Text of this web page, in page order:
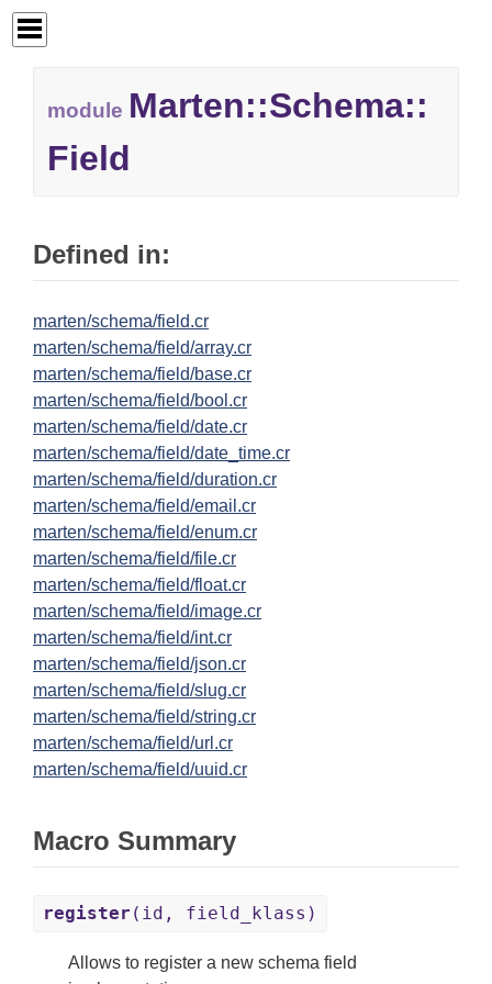
module Marten::Schema::
Field
Defined in:
marten/schema/field.cr
marten/schema/field/array.cr
marten/schema/field/base.cr
marten/schema/field/bool.cr
marten/schema/field/date.cr
marten/schema/field/date_time.cr
marten/schema/field/duration.cr
marten/schema/field/email.cr
marten/schema/field/enum.cr
marten/schema/field/file.cr
marten/schema/field/float.cr
marten/schema/field/image.cr
marten/schema/field/int.cr
marten/schema/field/json.cr
marten/schema/field/slug.cr
marten/schema/field/string.cr
marten/schema/field/url.cr
marten/schema/field/uuid.cr
Macro Summary
register (id, field_klass)
Allows to register a new schema field